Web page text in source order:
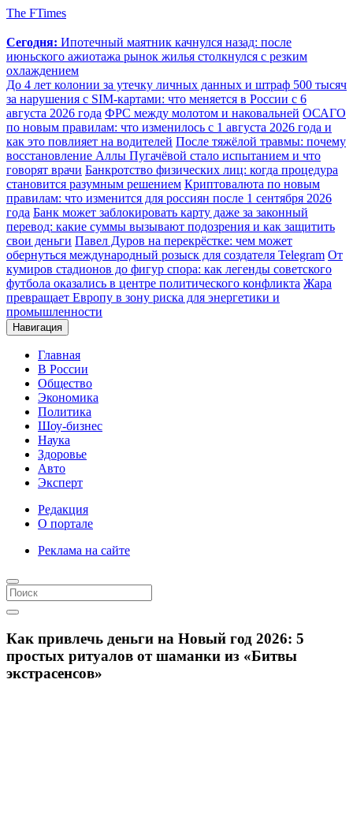
The FTimes
Сегодня: Ипотечный маятник качнулся назад: после
июньского ажиотажа рынок жилья столкнулся с резким
охлаждением
До 4 лет колонии за утечку личных данных и штраф 500 тысяч
за нарушения с SIM-картами: что меняется в России с 6
августа 2026 года ФРС между молотом и наковальней ОСАГО
по новым правилам: что изменилось с 1 августа 2026 года и
как это повлияет на водителей После тяжёлой травмы: почему
восстановление Аллы Пугачёвой стало испытанием и что
говорят врачи Банкротство физических лиц: когда процедура
становится разумным решением Криптовалюта по новым
правилам: что изменится для россиян после 1 сентября 2026
года Банк может заблокировать карту даже за законный
перевод: какие суммы вызывают подозрения и как защитить
свои деньги Павел Дуров на перекрёстке: чем может
обернуться международный розыск для создателя Telegram От
кумиров стадионов до фигур спора: как легенды советского
футбола оказались в центре политического конфликта Жара
превращает Европу в зону риска для энергетики и
промышленности
Навигация
Главная
В России
Общество
Экономика
Политика
Шоу-бизнес
Наука
Здоровье
Авто
Эксперт
Редакция
О портале
Реклама на сайте
Как привлечь деньги на Новый год 2026: 5
простых ритуалов от шаманки из «Битвы
экстрасенсов»